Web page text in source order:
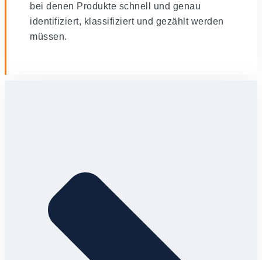
bei denen Produkte schnell und genau
identifiziert, klassifiziert und gezählt werden
müssen.